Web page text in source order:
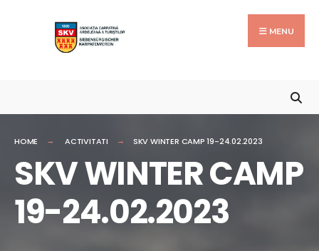
MENU
HOME ACTIVITATI SKV WINTER CAMP 19-24.02.2023
SKV WINTER CAMP
19-24.02.2023